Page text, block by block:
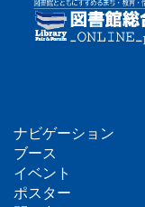
フ
ッ
ナビゲーション
ブース
イベント
ポスター